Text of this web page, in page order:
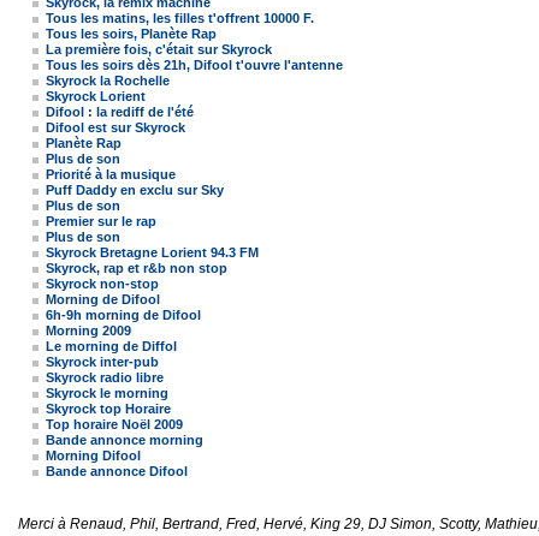
Tous les matins, les filles t'offrent 10000 F.
Tous les soirs, Planète Rap
La première fois, c'était sur Skyrock
Tous les soirs dès 21h, Difool t'ouvre l'antenne
Skyrock la Rochelle
Skyrock Lorient
Difool : la rediff de l'été
Difool est sur Skyrock
Planète Rap
Plus de son
Priorité à la musique
Puff Daddy en exclu sur Sky
Plus de son
Premier sur le rap
Plus de son
Skyrock Bretagne Lorient 94.3 FM
Skyrock, rap et r&b non stop
Skyrock non-stop
Morning de Difool
6h-9h morning de Difool
Morning 2009
Le morning de Diffol
Skyrock inter-pub
Skyrock radio libre
Skyrock le morning
Skyrock top Horaire
Top horaire Noël 2009
Bande annonce morning
Morning Difool
Bande annonce Difool
Merci à Renaud, Phil, Bertrand, Fred, Hervé, King 29, DJ Simon, Scotty,